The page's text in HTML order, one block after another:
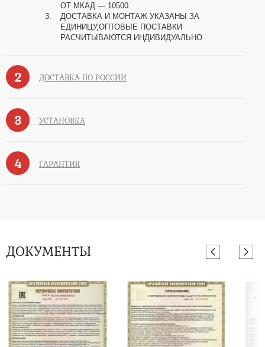
ОТ МКАД — 10500
ДОСТАВКА И МОНТАЖ УКАЗАНЫ ЗА
ЕДИНИЦУ,ОПТОВЫЕ ПОСТАВКИ
РАСЧИТЫВАЮТСЯ ИНДИВИДУАЛЬНО
2 ДОСТАВКА ПО РОССИИ
3 УСТАНОВКА
4 ГАРАНТИЯ
ДОКУМЕНТЫ